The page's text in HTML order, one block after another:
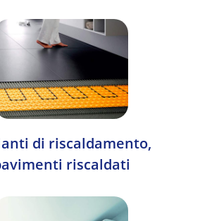
di riscaldamento,
riscaldati